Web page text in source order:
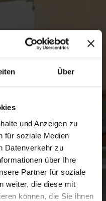
Über
und Anzeigen zu
für soziale Medien
Datenverkehr zu
über Ihre
Partner für soziale
weiter, die diese mit
können, die Sie ihnen